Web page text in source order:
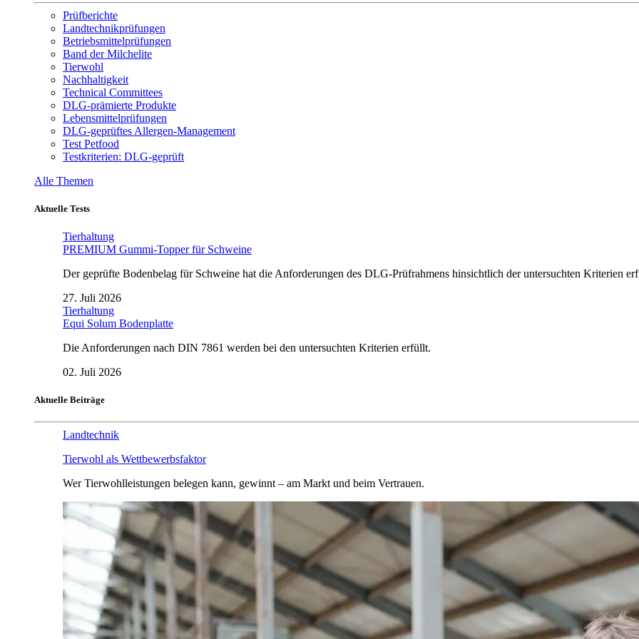
Prüfberichte
Landtechnikprüfungen
Betriebsmittelprüfungen
Band der Milchelite
Tierwohl
Nachhaltigkeit
Technical Committees
DLG-prämierte Produkte
Lebensmittelprüfungen
DLG-geprüftes Allergen-Management
Test Petfood
Testkriterien: DLG-geprüft
Alle Themen
Aktuelle Tests
Tierhaltung
PREMIUM Gummi-Topper für Schweine
Der geprüfte Bodenbelag für Schweine hat die Anforderungen des DLG-Prüfrahmens hinsichtlich der untersuchten Kriterien
27. Juli 2026
Tierhaltung
Equi Solum Bodenplatte
Die Anforderungen nach DIN 7861 werden bei den untersuchten Kriterien erfüllt.
02. Juli 2026
Aktuelle Beiträge
Landtechnik
Tierwohl als Wettbewerbsfaktor
Wer Tierwohlleistungen belegen kann, gewinnt – am Markt und beim Vertrauen.